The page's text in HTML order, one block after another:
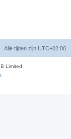
Alle tijden zijn UTC+02:00
Limited